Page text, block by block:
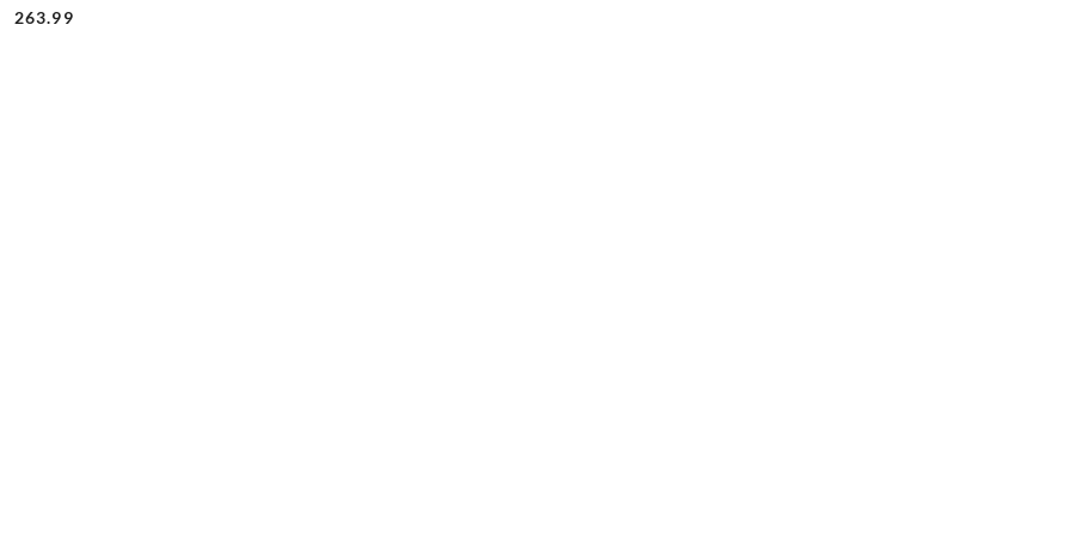
Cena:
Cena:
263.99